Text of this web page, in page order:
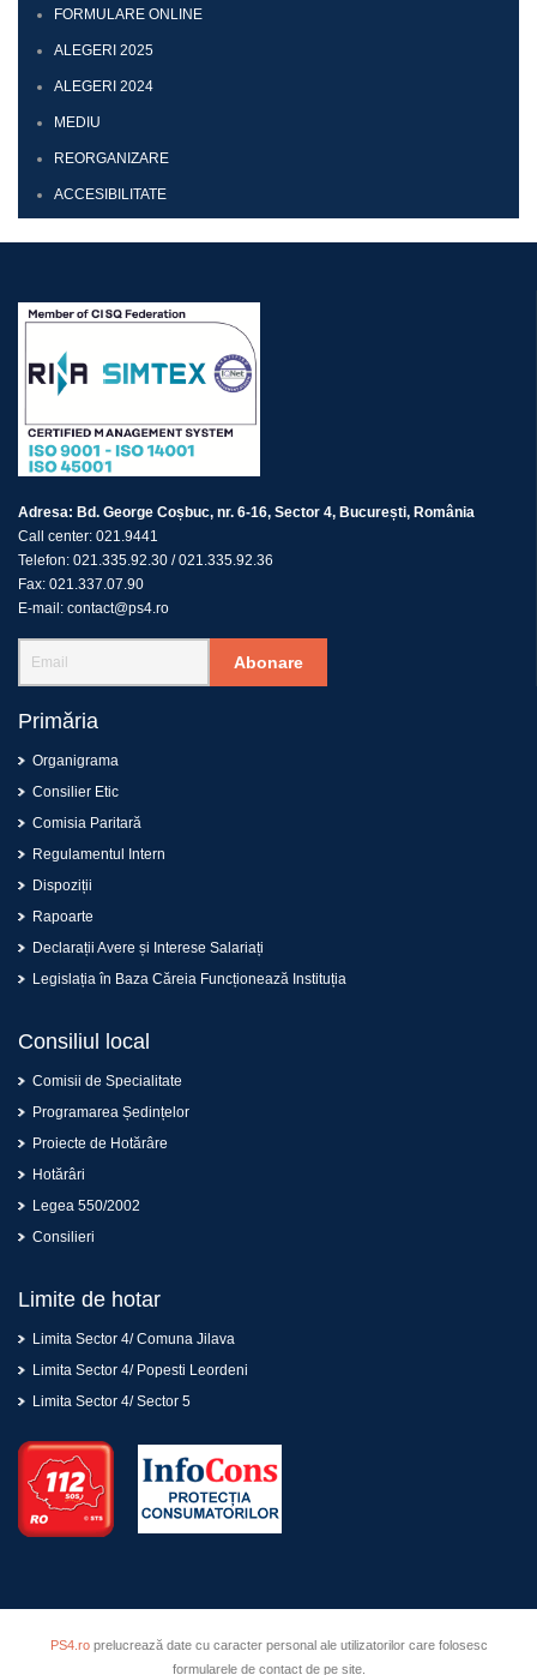
FORMULARE ONLINE
ALEGERI 2025
ALEGERI 2024
MEDIU
REORGANIZARE
ACCESIBILITATE
Adresa: Bd. George Coșbuc, nr. 6-16, Sector 4, București, România
Call center: 021.9441
Telefon: 021.335.92.30 /021.335.92.36
Fax: 021.337.07.90
E-mail: contact@ps4.ro
Abonare
Primăria
Organigrama
Consilier Etic
Comisia Paritară
Regulamentul Intern
Dispoziții
Rapoarte
Declarații Avere și Interese Salariați
Legislația în Baza Căreia Funcționează Instituția
Consiliul local
Comisii de Specialitate
Programarea Ședințelor
Proiecte de Hotărâre
Hotărâri
Legea 550/2002
Consilieri
Limite de hotar
Limita Sector 4/ Comuna Jilava
Limita Sector 4/ Popesti Leordeni
Limita Sector 4/ Sector 5
PS4.roprelucrează date cu caracter personal ale utilizatorilor care folosesc
formularele de contact de pe site.